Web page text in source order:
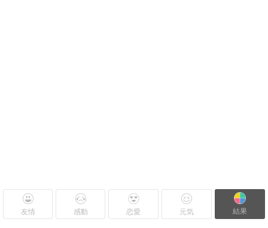
友情 感動 恋愛 元気 結果